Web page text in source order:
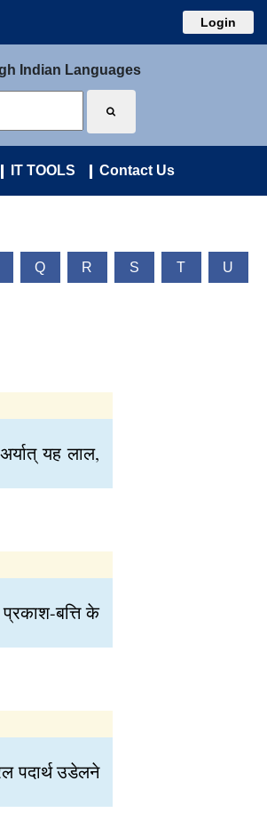
Login
Indian Languages
IT TOOLS Contact Us
Q R S T U
यह लाल,
बत्ति के
पदार्थ उडेलने